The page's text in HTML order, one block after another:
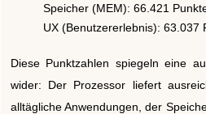
Speicher (MEM): 66.421
UX (Benutzererlebnis): 63.037
Diese Punktzahlen spiegeln eine
wider: Der Prozessor liefert
alltägliche Anwendungen, der